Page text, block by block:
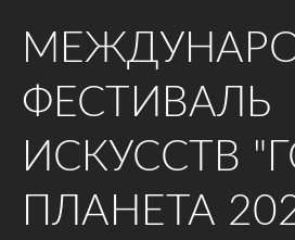
ФЕСТИВАЛЬ
ИСКУССТВ
ПЛАНЕТА